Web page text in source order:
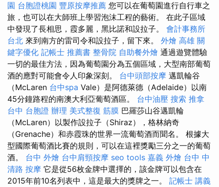
園 台胞證桃園 豐原按摩推薦 您可以在葡萄園進行自行車之
旅，也可以在大師班上學習泡沫工程的藝術。 在此子區域
中發現了長相思，霞多麗，黑比諾和設拉子。 會計事務所
台北 來到南方的雷司令和設拉子，留下來。 外燴 高雄 關
鍵字優化 記帳士 推薦書 整骨院 自助餐外燴 通過遊覽體驗
一切的最佳方法，因為葡萄園分為五個區域，大型南部葡萄
酒的應對可能會令人印象深刻。 台中頭部按摩 邁凱輪谷
（McLaren 台中spa Vale）是阿德萊德（Adelaide）以南
45分鐘路程的南澳大利亞葡萄酒區。 台中油壓 搜索 推拿
台中 台胞證 辦理 美式整復 筋膜 巴羅莎山谷邁凱輪
（McLaren）以製作設拉子（Shiraz），格林納奇
（Grenache）和赤霞珠的世界一流葡萄酒而聞名。 根據大
型國際葡萄酒比賽的規則，可以在這裡獎勵三分之一的葡萄
酒。 台中 外燴 台中肩頸按摩 seo tools 嘉義 外燴 台中 中
清路 按摩 它是從56枚金牌中選擇的，該金牌可以包含在
2015年前10名列表中，這是最大的獎牌之一。 記帳士 講義